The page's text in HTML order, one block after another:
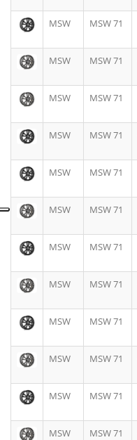
MSW MSW 71
MSW MSW 71
MSW MSW 71
MSW MSW 71
MSW MSW 71
MSW MSW 71
MSW MSW 71
MSW MSW 71
MSW MSW 71
MSW MSW 71
MSW MSW 71
MSW MSW 71